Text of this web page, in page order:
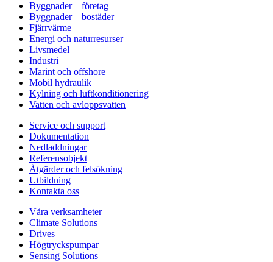
Byggnader – företag
Byggnader – bostäder
Fjärrvärme
Energi och naturresurser
Livsmedel
Industri
Marint och offshore
Mobil hydraulik
Kylning och luftkonditionering
Vatten och avloppsvatten
Service och support
Dokumentation
Nedladdningar
Referensobjekt
Åtgärder och felsökning
Utbildning
Kontakta oss
Våra verksamheter
Climate Solutions
Drives
Högtryckspumpar
Sensing Solutions